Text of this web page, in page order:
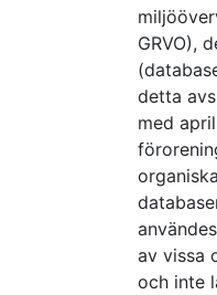
GRVO),
detta
med
av vissa
och inte